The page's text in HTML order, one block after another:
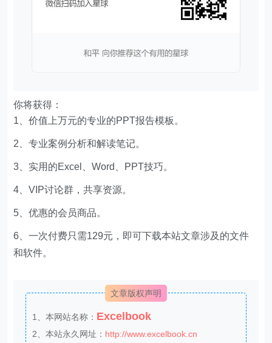
你将获得：
1、价值上万元的专业的PPT报告模板。
2、专业案例分析和解读笔记。
3、实用的Excel、Word、PPT技巧。
4、VIP讨论群，共享资源。
5、优惠的会员商品。
6、一次付费只需129元，即可下载本站文章涉及的文件
和软件。
文章版权声明
1、本网站名称： Excelbook
2、本站永久网址： http://www.excelbook.cn